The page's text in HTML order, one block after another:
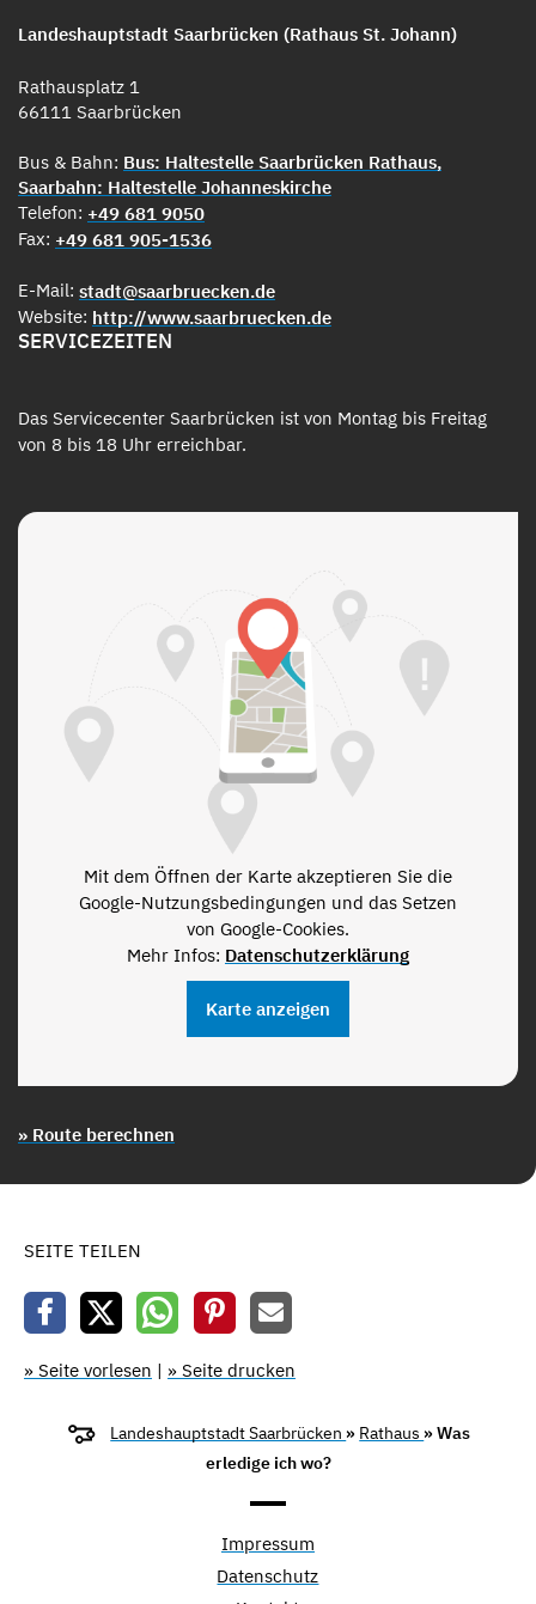
Landeshauptstadt Saarbrücken (Rathaus St. Johann)
Rathausplatz 1
66111 Saarbrücken
Bus & Bahn: Bus: Haltestelle Saarbrücken Rathaus,
Saarbahn: Haltestelle Johanneskirche
Telefon: +49 681 9050
Fax: +49 681 905-1536
E-Mail: stadt@saarbruecken.de
Website: http://www.saarbruecken.de
SERVICEZEITEN
Das Servicecenter Saarbrücken ist von Montag bis Freitag
von 8 bis 18 Uhr erreichbar.
Mit dem Öffnen der Karte akzeptieren Sie die
Google-Nutzungsbedingungen und das Setzen
von Google-Cookies.
Mehr Infos: Datenschutzerklärung
Karte anzeigen
» Route berechnen
SEITE TEILEN
» Seite vorlesen | » Seite drucken
Landeshauptstadt Saarbrücken » Rathaus » Was
erledige ich wo?
Impressum
Datenschutz